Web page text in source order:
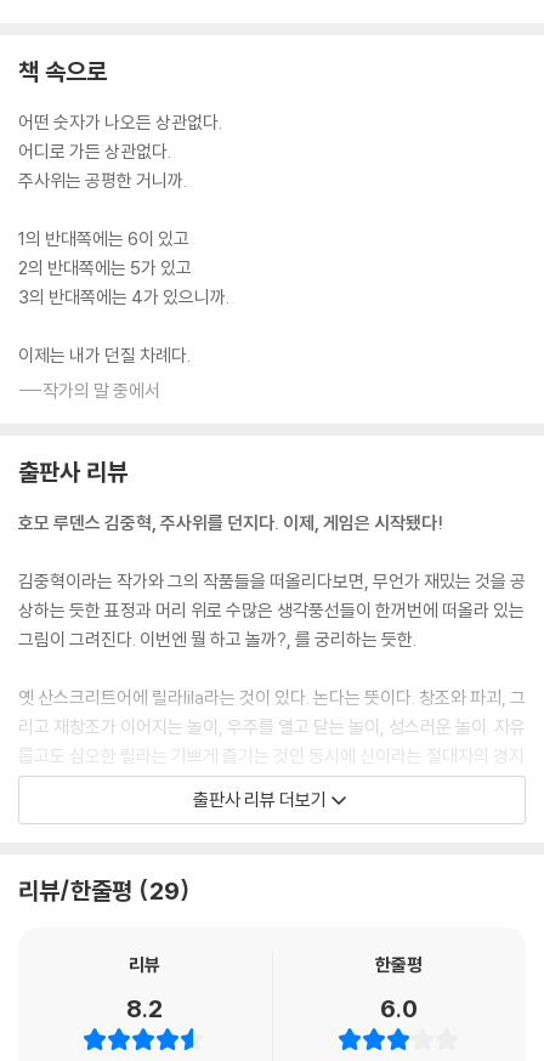
책 속으로
어떤 숫자가 나오든 상관없다.
어디로 가든 상관없다.
주사위는 공평한 거니까.
1의 반대쪽에는 6이 있고
2의 반대쪽에는 5가 있고
3의 반대쪽에는 4가 있으니까.
이제는 내가 던질 차례다.
---작가의 말 중에서
출판사 리뷰
호모 루덴스 김중혁, 주사위를 던지다. 이제, 게임은 시작됐다!
김중혁이라는 작가와 그의 작품들을 떠올리다보면, 무언가 재밌는 것을 공
상하는 듯한 표정과 머리 위로 수많은 생각풍선들이 한꺼번에 떠올라 있는
그림이 그려진다. 이번엔 뭘 하고 놀까?, 를 궁리하는 듯한.
옛 산스크리트어에 릴라lila라는 것이 있다. 논다는 뜻이다. 창조와 파괴, 그
리고 재창조가 이어지는 놀이, 우주를 열고 닫는 놀이, 성스러운 놀이. 자유
롭고도 심오한 릴라는 기쁘게 즐기는 것인 동시에 신이라는 절대자의 경지
에 이르는 경험이며 (……) 릴라의 상태에 이르는 것은 진정한 자아로 돌아
력을 제공하고, 나아가 다른 삶을 창조할 수 있는 가능성을 제공한다. 상상
능을 일깨우는 것이 ‘놀이’이다.
조할 권리, 자기를 실현하고 채울 권리가 있다면, 이 권리를 가장 잘 행사하
고 있는 작가가 ‘김중혁’이 아닐까.
출판사 리뷰 더보기
리뷰/한줄평 29
리뷰
8.2
한줄평
6.0